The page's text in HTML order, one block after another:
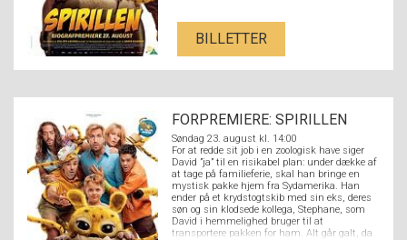
og deres tur forvandles til et fuldstændigt
BILLETTER
FORPREMIERE: SPIRILLEN
Søndag 23. august kl. 14:00
For at redde sit job i en zoologisk have siger
David ”ja” til en risikabel plan: under dække af
at tage på familieferie, skal han bringe en
mystisk pakke hjem fra Sydamerika. Han
ender på et krydstogtskib med sin eks, deres
søn og sin klodsede kollega, Stephane, som
David i hemmelighed bruger til at
transportere pakken for ham. Alt går galt, da